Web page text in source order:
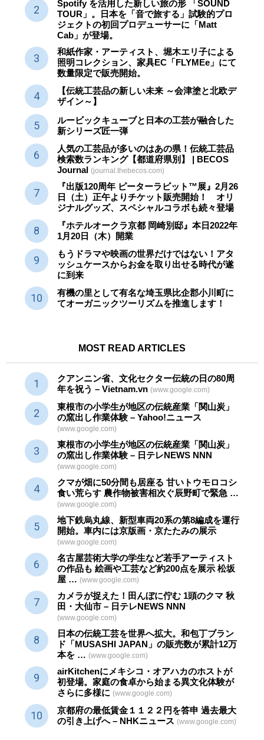
Spotify を活用した新しい旅の形 「SOUND
TOUR」。日本を「音で旅する」試験的プロ
ジェクトの初回プロデューサーに「Matt
Cab」が登場。
和紙作家・アーティスト、堀木エリ子による
照明コレクション、家具EC「FLYMEe」にて
数量限定で販売開始。
【伝統工芸品の新しい未来 ～会津塗と北欧デ
ザイン～】
ルービックキューブと日本の工芸が融合した
新シリーズ匠一弾
人気の工芸品が多いのはあの県！伝統工芸品
検索数ランキング【都道府県別】 | BECOS
Journal (journal.thebecos.com)
『出版120周年 ピーターラビット™展』2月26
日（土）正午よりチケット販売開始！ オリ
ジナルグッズ、スペシャルコラボも続々登場
『ホテルオークラ京都 岡崎別邸』本日2022年
1月20日（木）開業
もうドラマや映画の世界だけではない！アタ
ッシュケースからお金を取り出せる時代が遂
に到来
有機の里として有名な埼玉県比企郡小川町に
てオーガニックツーリズムを推進します！
MOST READ ARTICLES
クアンニン省、文化セクター伝統の日の80周
年を祝う – Vietnam.vn (www.google.com)
東根市の小学生が地区の伝統産業 「関山炭」
の窯出し作業体験 – Yahoo!ニュース
(www.google.com)
東根市の小学生が地区の伝統産業 「関山炭」
の窯出し作業体験 – 日テレNEWS NNN
(www.google.com)
クマが畑に50分間も居座る 甘いトウモロコシ
食い荒らす 農作物被害相次ぐ辰野町で緊急 …
(www.google.com)
地下鉄烏丸線、新型車両20系の第8編成を運行
開始。車内には京版画・京たたみの展示
(www.google.com)
名古屋芸術大学の学生など若手アーティスト
の作品も 絵画や工芸など約200点を展示 松坂
屋 … (www.google.com)
カメラが捉えた！田んぼに佇む 1頭のクマ 秋
田・大仙市 – 日テレNEWS NNN
(www.google.com)
日本の伝統工芸を世界へ拡大。和包丁ブラン
ド「MUSASHI JAPAN」の販売数が累計12万
本を … (www.google.com)
airKitchenにメキシコ・オアハカのホストが
初登場。家庭の食卓から始まる異文化体験が
さらに多様に (www.google.com)
京都府の最低賃金１１２２円を答申 過去最大
の引き上げへ – NHKニュース (www.google.com)